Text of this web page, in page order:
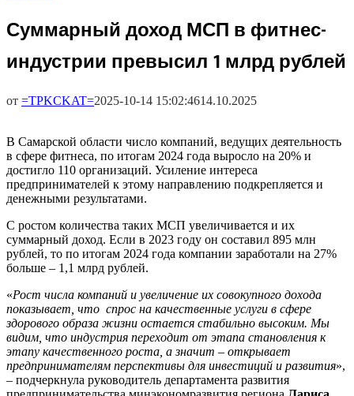
Суммарный доход МСП в фитнес-
индустрии превысил 1 млрд рублей
от =TPKCKAT=2025-10-14 15:02:4614.10.2025
В Самарской области число компаний, ведущих деятельность
в сфере фитнеса, по итогам 2024 года выросло на 20% и
достигло 110 организаций. Усиление интереса
предпринимателей к этому направлению подкрепляется и
денежными результатами.
С ростом количества таких МСП увеличивается и их
суммарный доход. Если в 2023 году он составил 895 млн
рублей, то по итогам 2024 года компании заработали на 27%
больше – 1,1 млрд рублей.
«Рост числа компаний и увеличение их совокупного дохода
показывает, что спрос на качественные услуги в сфере
здорового образа жизни остается стабильно высоким. Мы
видим, что индустрия переходит от этапа становления к
этапу качественного роста, а значит – открывает
предпринимателям перспективы для инвестиций и развития»,
– подчеркнула руководитель департамента развития